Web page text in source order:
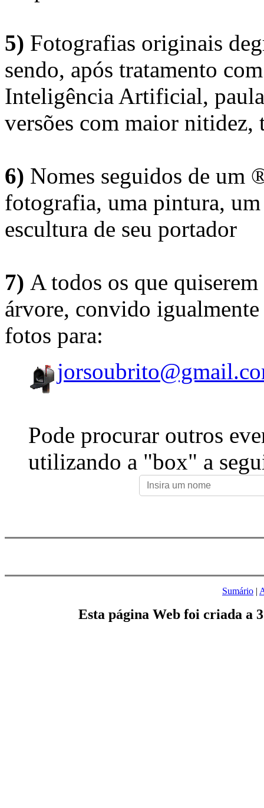
5) Fotografias originais
sendo, após tratamento
Inteligência Artificial,
versões com maior nitidez,
6) Nomes seguidos de um
fotografia, uma pintura,
escultura de seu portador
7) A todos os que
árvore, convido
fotos para:
Pode procurar outros
utilizando a "box" a
Sumário |
Esta página Web foi criada a